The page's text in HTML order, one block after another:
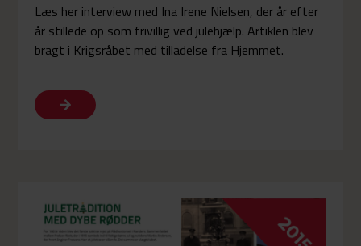
Læs her interview med Ina Irene Nielsen, der år efter
år stillede op som frivillig ved julehjælp. Artiklen blev
bragt i Krigsråbet med tilladelse fra Hjemmet.